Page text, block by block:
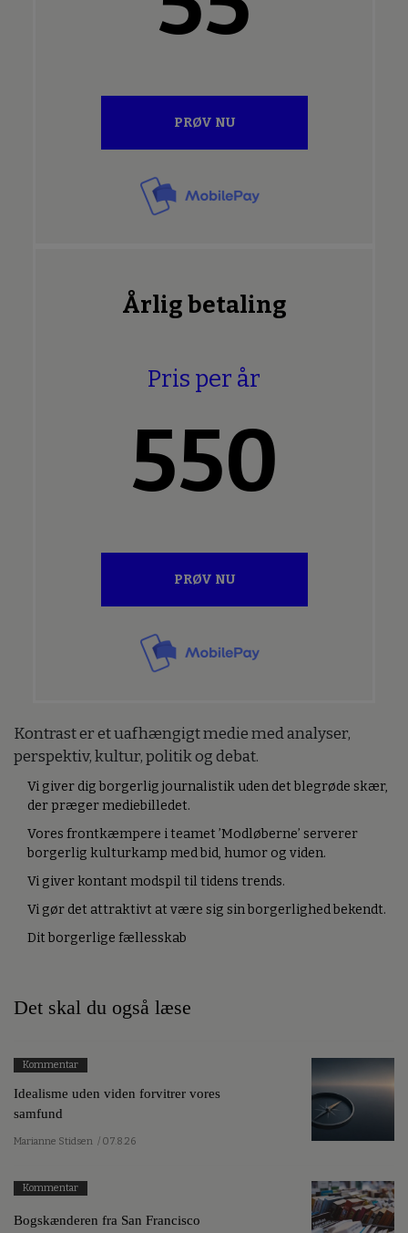
PRØV NU
Årlig betaling
Pris per år
550
PRØV NU
Kontrast er et uafhængigt medie med analyser,
perspektiv, kultur, politik og debat.
Vi giver dig borgerlig journalistik uden det blegrøde skær,
der præger mediebilledet.
Vores frontkæmpere i teamet ’Modløberne’ serverer
borgerlig kulturkamp med bid, humor og viden.
Vi giver kontant modspil til tidens trends.
Vi gør det attraktivt at være sig sin borgerlighed bekendt.
Dit borgerlige fællesskab
Det skal du også læse
Kommentar
Idealisme uden viden forvitrer vores
samfund
Marianne Stidsen / 07.8.26
Kommentar
Bogskænderen fra San Francisco